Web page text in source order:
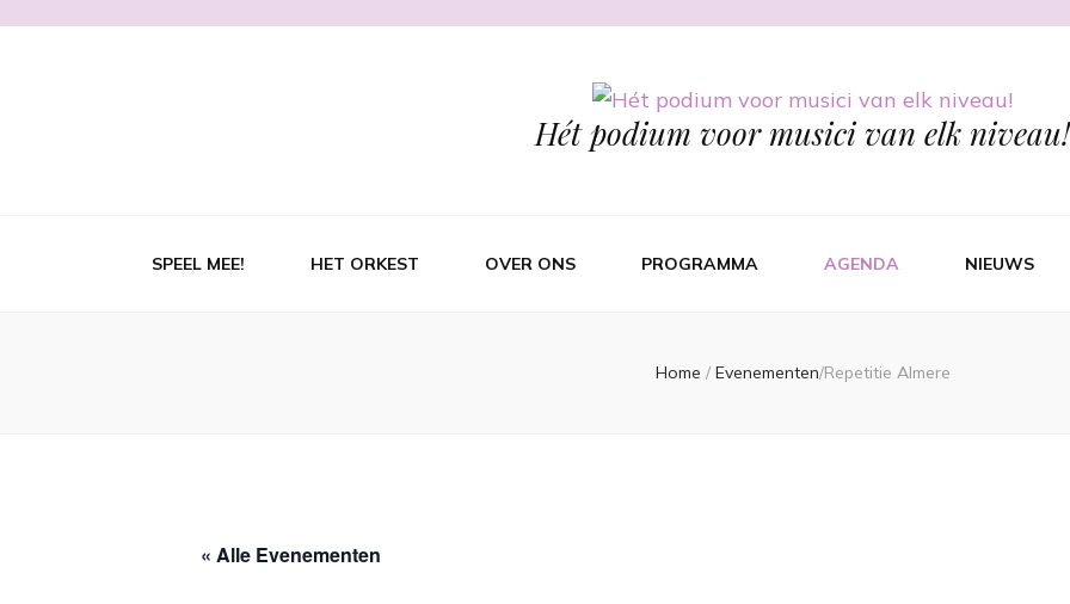
Hét podium voor musici van elk niveau!
SPEEL MEE! HET ORKEST OVER ONS PROGRAMMA AGENDA NIEUWS
Home / Evenementen/Repetitie Almere
« Alle Evenementen